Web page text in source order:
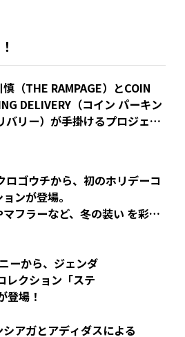
（THE RAMPAGE）とCOIN
DELIVERY（コイン パーキン
バリー）が手掛けるプロジェク
ロゴウチから、初のホリデーコ
ンが登場。
フラーなど、冬の装い を彩る
ーから、ジェンダ
レクション「ステ
登場！
シアガとアディダスによる